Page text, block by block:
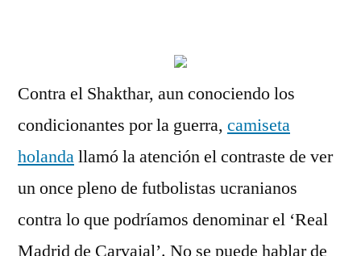
Contra el Shakthar, aun conociendo los
condicionantes por la guerra, camiseta
holandallamó la atención el contraste de ver
un once pleno de futbolistas ucranianos
contra lo que podríamos denominar el ‘Real
Madrid de Carvajal’. No se puede hablar de